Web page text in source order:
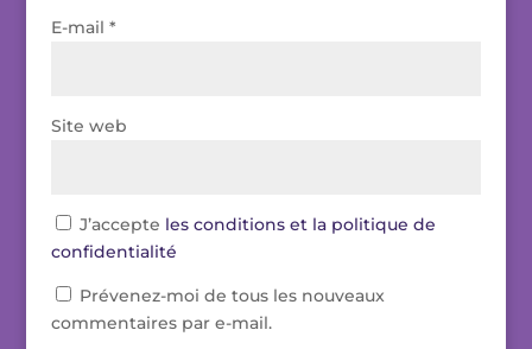
E-mail *
Site web
J’accepte les conditions et la politique de
confidentialité
Prévenez-moi de tous les nouveaux
commentaires par e-mail.